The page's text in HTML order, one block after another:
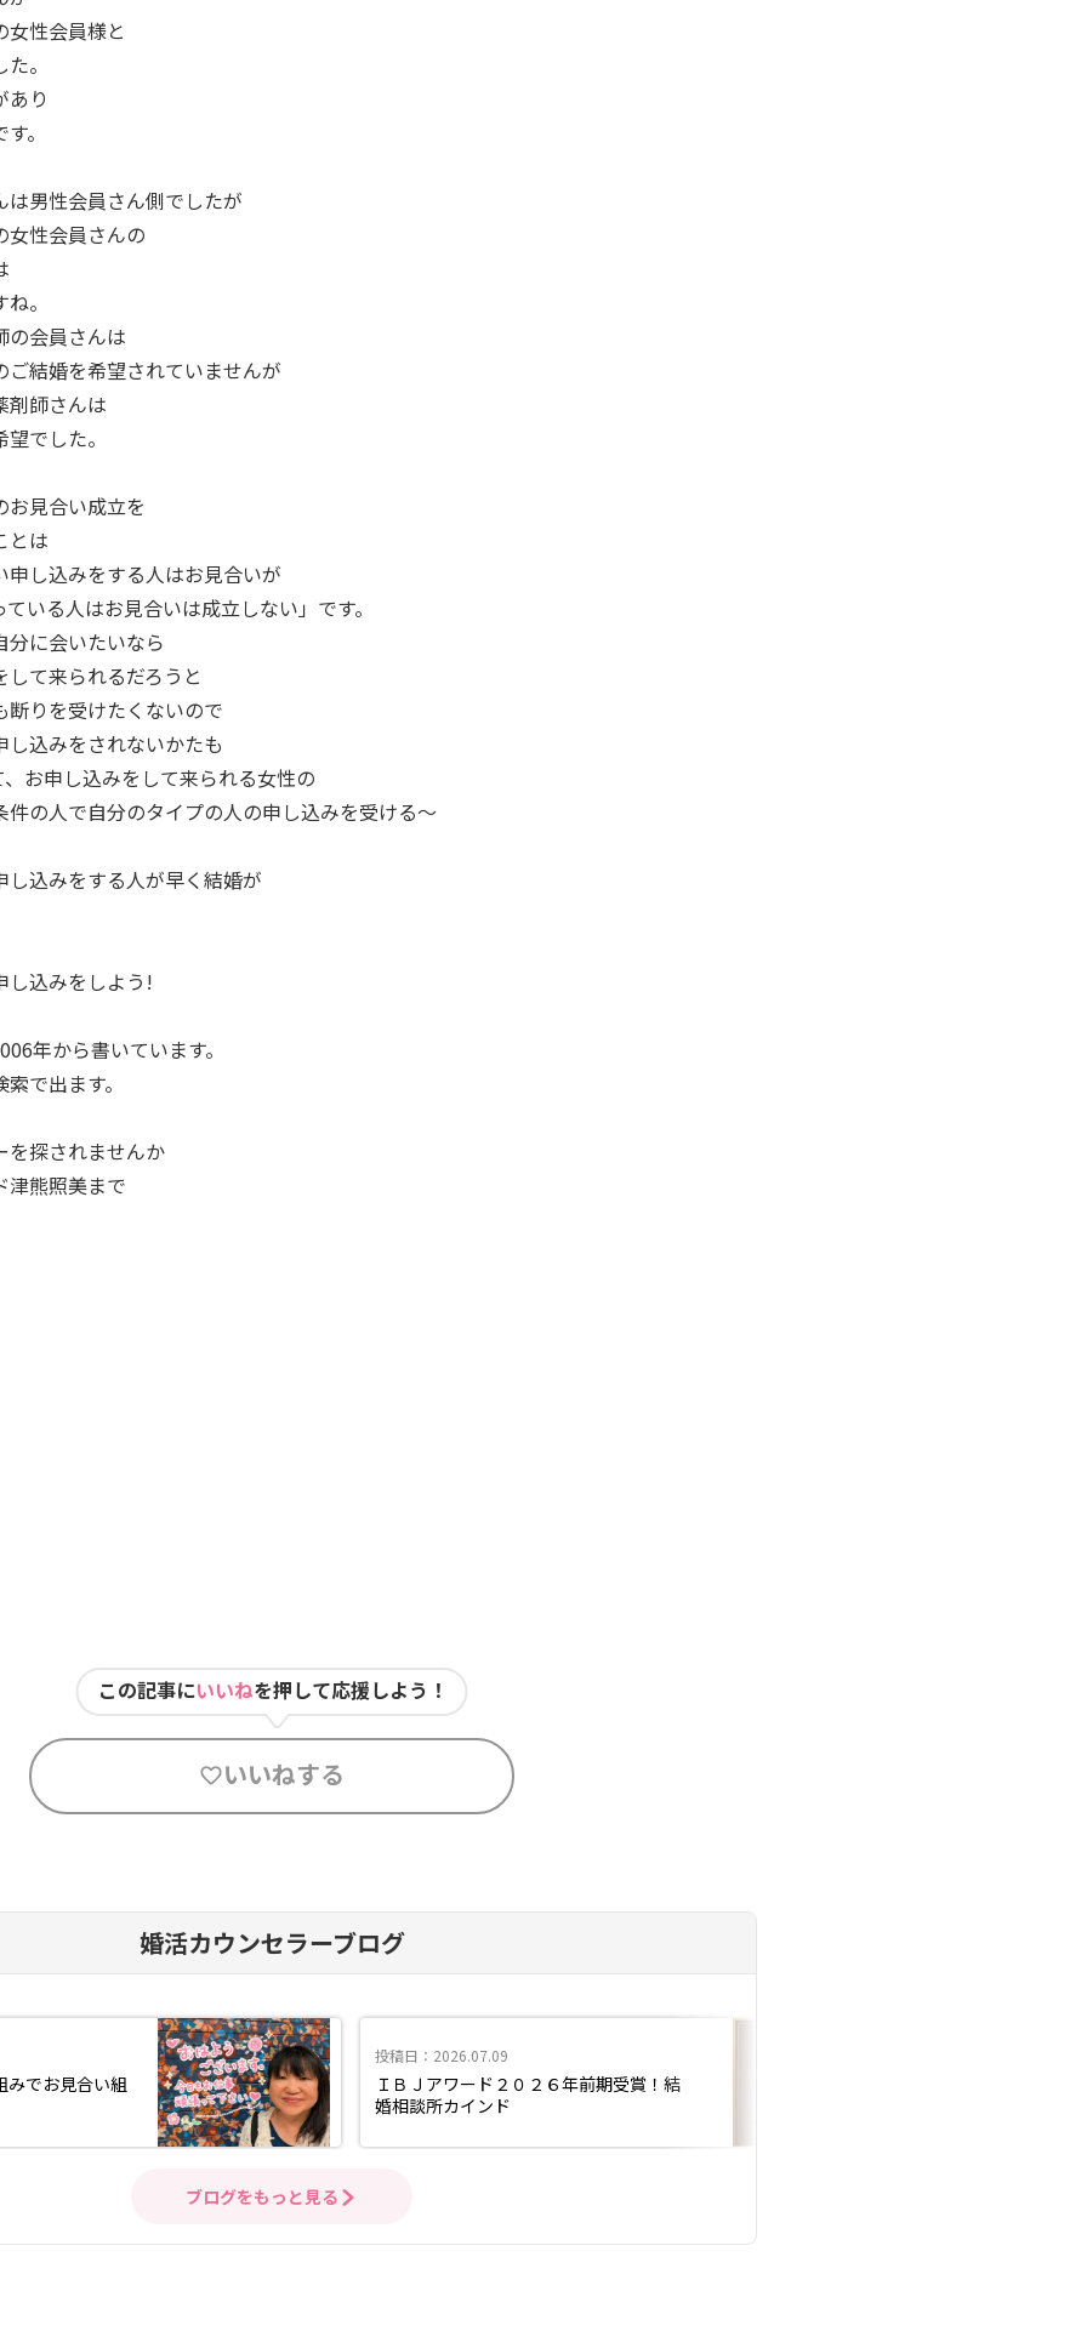
女性会員様と
。
あり
。
は男性会員さん側でしたが
女性会員さんの
。
の会員さんは
ご結婚を希望されていませんが
剤師さんは
でした。
お見合い成立を
とは
申し込みをする人はお見合いが
いる人はお見合いは成立しない」です。
に会いたいなら
て来られるだろうと
断りを受けたくないので
込みをされないかたも
お申し込みをして来られる女性の
件の人で自分のタイプの人の申し込みを受ける〜
し込みをする人が早く結婚が
し込みをしよう!
年から書いています。
で出ます。
を探されませんか
津熊照美まで
この記事にいいねを押して応援しよう！
いいねする
婚活カウンセラーブログ
みでお見合い組
投稿日：2026.07.09
ＩＢＪアワード２０２６年前期受賞！結
婚相談所カインド
ブログをもっと見る